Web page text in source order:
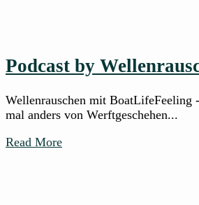
Podcast by
Wellenrauschen mit BoatLifeFeeling
mal anders von Werftgeschehen...
Read More